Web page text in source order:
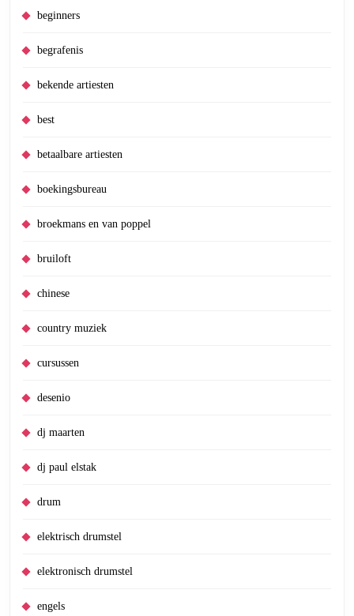
beginners
begrafenis
bekende artiesten
best
betaalbare artiesten
boekingsbureau
broekmans en van poppel
bruiloft
chinese
country muziek
cursussen
desenio
dj maarten
dj paul elstak
drum
elektrisch drumstel
elektronisch drumstel
engels